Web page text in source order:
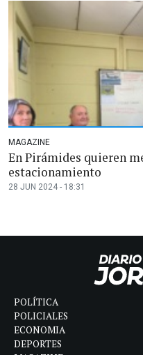
MAGAZINE
En Pirámides quieren
estacionamiento
28 JUN 2024 - 18:31
POLÍTICA
POLICIALES
ECONOMIA
DEPORTES